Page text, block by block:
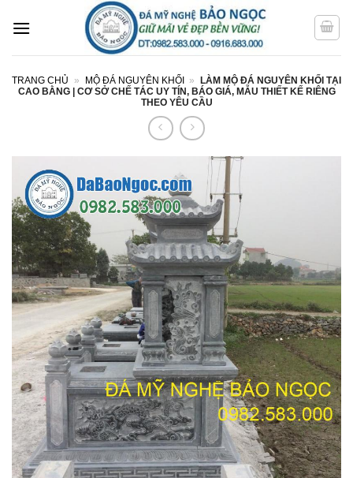
qua
TRANG CHỦ » MỘ ĐÁ NGUYÊN KHỐI »
LÀM MỘ ĐÁ NGUYÊN KHỐI TẠI
CAO BẰNG | CƠ SỞ CHẾ TÁC UY TÍN, BÁO GIÁ, MẪU THIẾT KẾ RIÊNG
THEO YÊU CẦU